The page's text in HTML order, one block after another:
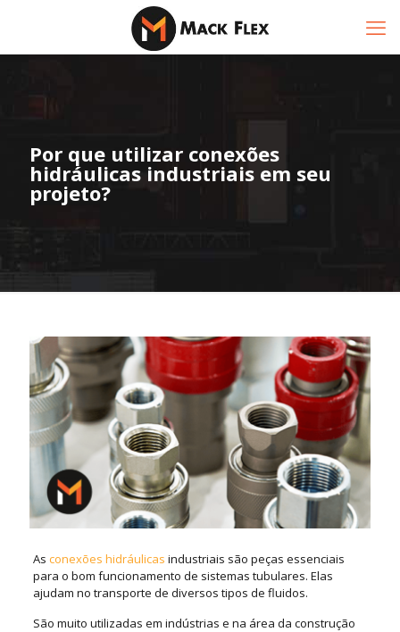
Por que utilizar conexões
hidráulicas industriais em seu
projeto?
As conexões hidráulicas industriais são peças essenciais
para o bom funcionamento de sistemas tubulares. Elas
ajudam no transporte de diversos tipos de fluidos.
São muito utilizadas em indústrias e na área da construção